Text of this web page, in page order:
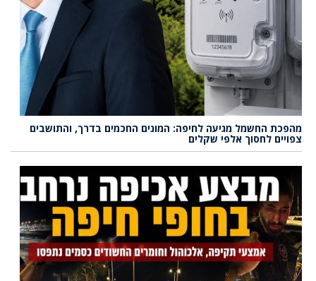
מהפכת החשמל מגיעה לחיפה: המונים החכמים בדרך, והתושבים
צפויים לחסוך אלפי שקלים